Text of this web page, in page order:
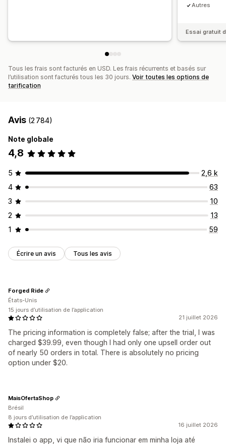
Optimisation des suggestions Entonnoir des performances
Autres
Essai gratuit
Tous les frais sont facturés en USD. Les frais récurrents et basés sur
l’utilisation sont facturés tous les 30 jours. Voir toutes les options de
tarification
Avis (2 784)
Note globale
4,8
5
2,6 k
4
63
3
10
2
13
1
59
Écrire un avis Tous les avis
21 juillet 2026
The pricing information is completely false; after the trial, I was
charged $39.99, even though I had only one upsell order out
of nearly 50 orders in total. There is absolutely no pricing
option under $20.
Forged Ride
États-Unis
15 jours d’utilisation de l’application
16 juillet 2026
Instalei o app, vi que não iria funcionar em minha loja até
MaisOfertaShop
Brésil
8 jours d’utilisation de l’application